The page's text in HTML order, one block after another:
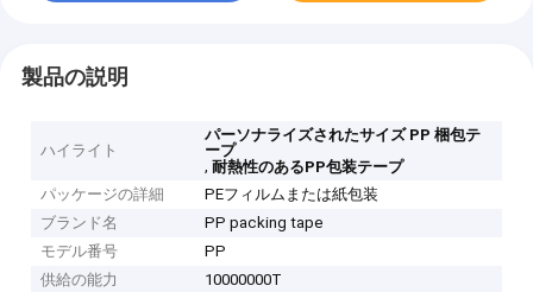
製品の説明
ハイライト
パーソナライズされたサイズ PP 梱包テ
ープ
,耐熱性のあるPP包装テープ
パッケージの詳細
PEフィルムまたは紙包装
ブランド名
PP packing tape
モデル番号
PP
供給の能力
10000000T